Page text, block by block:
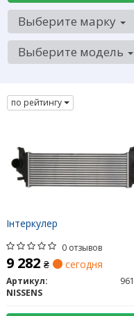
Выберите марку
Выберите модель
по рейтингу
Інтеркулер
0 отзывов
9 282 ₴ сегодня
Артикул:
NISSENS